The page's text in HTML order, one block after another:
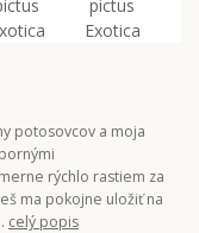
potosovcov a moja
rýchlo rastiem za
ma pokojne uložiť na
celý popis